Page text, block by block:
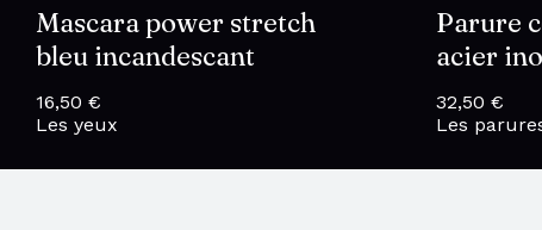
Mascara power stretch
bleu incandescant
16,50 €
Les yeux
Parure
acier
32,50 €
Les